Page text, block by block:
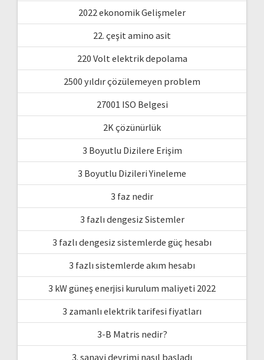
2022 ekonomik Gelişmeler
22. çeşit amino asit
220 Volt elektrik depolama
2500 yıldır çözülemeyen problem
27001 ISO Belgesi
2K çözünürlük
3 Boyutlu Dizilere Erişim
3 Boyutlu Dizileri Yineleme
3 faz nedir
3 fazlı dengesiz Sistemler
3 fazlı dengesiz sistemlerde güç hesabı
3 fazlı sistemlerde akım hesabı
3 kW güneş enerjisi kurulum maliyeti 2022
3 zamanlı elektrik tarifesi fiyatları
3-B Matris nedir?
3. sanayi devrimi nasıl başladı